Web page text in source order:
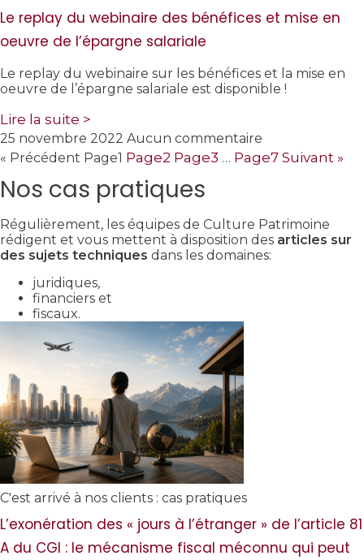
Le replay du webinaire des bénéfices et mise en
oeuvre de l’épargne salariale
Le replay du webinaire sur les bénéfices et la mise en
oeuvre de l’épargne salariale est disponible !
Lire la suite >
25 novembre 2022 Aucun commentaire
« Précédent Page1 Page2 Page3 … Page7 Suivant »
Nos cas pratiques
Régulièrement, les équipes de Culture Patrimoine
rédigent et vous mettent à disposition des articles sur
des sujets techniques dans les domaines:
juridiques,
financiers et
fiscaux.
C'est arrivé à nos clients : cas pratiques
L’exonération des « jours à l’étranger » de l’article 81
A du CGI : le mécanisme fiscal méconnu qui peut